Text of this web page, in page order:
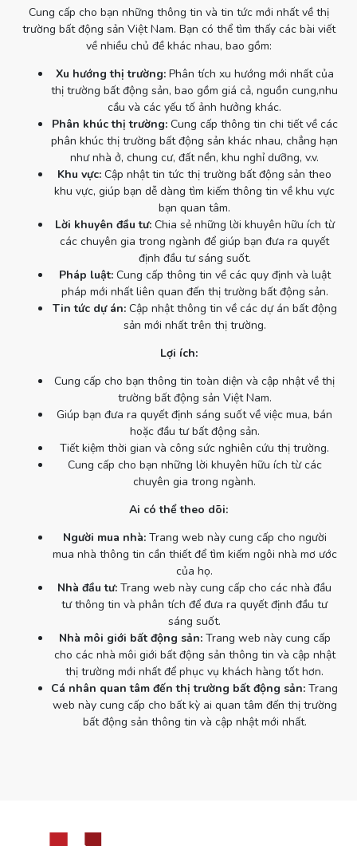
Cung cấp cho bạn những thông tin và tin tức mới nhất về thị
trường bất động sản Việt Nam. Bạn có thể tìm thấy các bài viết
về nhiều chủ đề khác nhau, bao gồm:
Xu hướng thị trường:Phân tích xu hướng mới nhất của
thị trường bất động sản, bao gồm giá cả, nguồn cung,nhu
cầu và các yếu tố ảnh hưởng khác.
Phân khúc thị trường:Cung cấp thông tin chi tiết về các
phân khúc thị trường bất động sản khác nhau, chẳng hạn
như nhà ở, chung cư, đất nền, khu nghỉ dưỡng, v.v.
Khu vực: Cập nhật tin tức thị trường bất động sản theo
khu vực, giúp bạn dễ dàng tìm kiếm thông tin về khu vực
bạn quan tâm.
Lời khuyên đầu tư:Chia sẻ những lời khuyên hữu ích từ
các chuyên gia trong ngành để giúp bạn đưa ra quyết
định đầu tư sáng suốt.
Pháp luật:Cung cấp thông tin về các quy định và luật
pháp mới nhất liên quan đến thị trường bất động sản.
Tin tức dự án:Cập nhật thông tin về các dự án bất động
sản mới nhất trên thị trường.
Lợi ích:
Cung cấp cho bạn thông tin toàn diện và cập nhật về thị
trường bất động sản Việt Nam.
Giúp bạn đưa ra quyết định sáng suốt về việc mua, bán
hoặc đầu tư bất động sản.
Tiết kiệm thời gian và công sức nghiên cứu thị trường.
Cung cấp cho bạn những lời khuyên hữu ích từ các
chuyên gia trong ngành.
Ai có thể theo dõi:
Người mua nhà:Trang web này cung cấp cho người
mua nhà thông tin cần thiết để tìm kiếm ngôi nhà mơ ước
của họ.
Nhà đầu tư: Trang web này cung cấp cho các nhà đầu
tư thông tin và phân tích để đưa ra quyết định đầu tư
sáng suốt.
Nhà môi giới bất động sản:Trang web này cung cấp
cho các nhà môi giới bất động sản thông tin và cập nhật
thị trường mới nhất để phục vụ khách hàng tốt hơn.
Cá nhân quan tâm đến thị trường bất động sản: Trang
web này cung cấp cho bất kỳ ai quan tâm đến thị trường
bất động sản thông tin và cập nhật mới nhất.